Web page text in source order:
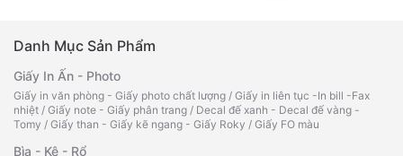
Danh Mục Sản Phẩm
Giấy In Ấn - Photo
Giấy in văn phòng - Giấy photo chất lượng / Giấy in liên tục -In bill -Fax
nhiệt / Giấy note - Giấy phân trang / Decal đế xanh - Decal đế vàng -
Tomy / Giấy than - Giấy kẽ ngang - Giấy Roky / Giấy FO màu
Bìa - Kệ - Rổ